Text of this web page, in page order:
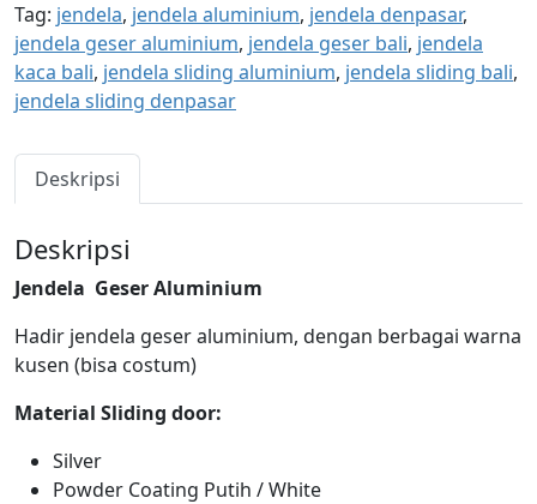
Tag: jendela, jendela aluminium, jendela denpasar,
jendela geser aluminium, jendela geser bali, jendela
kaca bali, jendela sliding aluminium, jendela sliding bali,
jendela sliding denpasar
Deskripsi
Deskripsi
Jendela GeserAluminium
Hadir jendela geser aluminium, dengan berbagai warna
kusen (bisa costum)
Material Sliding door:
Silver
Powder Coating Putih / White